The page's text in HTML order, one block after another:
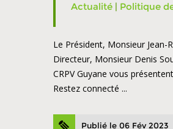
Actualité | Politique
Le Président, Monsieur Jean-
Directeur, Monsieur Denis
CRPV Guyane vous
Restez connecté ...
Publié le 06 Fév 2023